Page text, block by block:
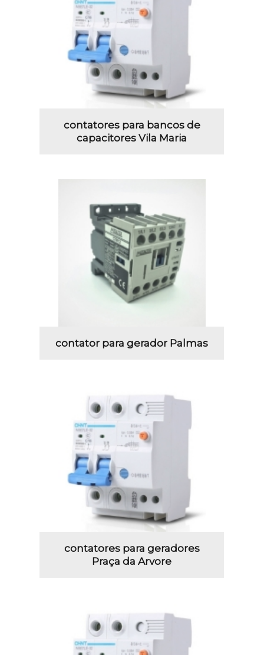
contatores para bancos de
capacitores Vila Maria
contator para gerador Palmas
contatores para geradores
Praça da Arvore